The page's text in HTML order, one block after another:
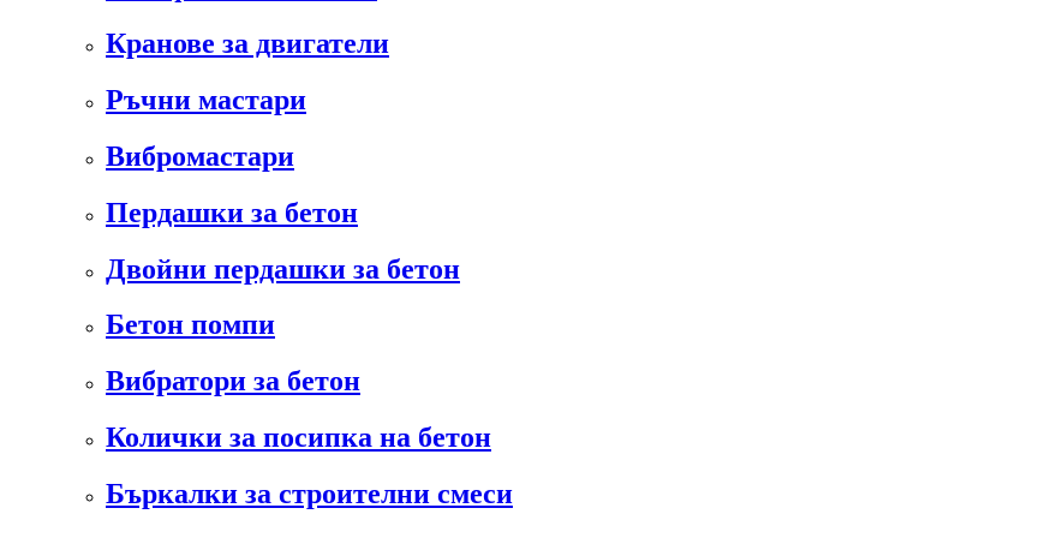
Кранове за двигатели
Ръчни мастари
Вибромастари
Пердашки за бетон
Двойни пердашки за бетон
Бетон помпи
Вибратори за бетон
Колички за посипка на бетон
Бъркалки за строителни смеси